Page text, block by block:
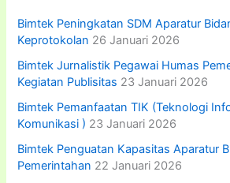
:Bimtek Peningkatan SDM Aparatur
Keprotokolan 26 Januari 2026
Bimtek Jurnalistik Pegawai Humas
Kegiatan Publisitas 23 Januari 2026
Bimtek Pemanfaatan TIK (Teknologi
Komunikasi ) 23 Januari 2026
Bimtek Penguatan Kapasitas Aparatur
Pemerintahan 22 Januari 2026